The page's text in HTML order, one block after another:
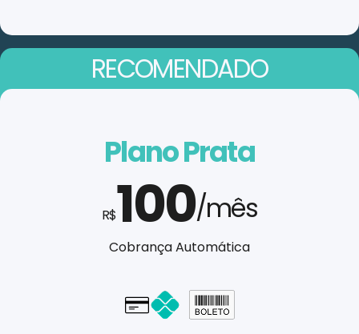
RECOMENDADO
Plano Prata
R$100/mês
Cobrança Automática
Cartão - em até 1x